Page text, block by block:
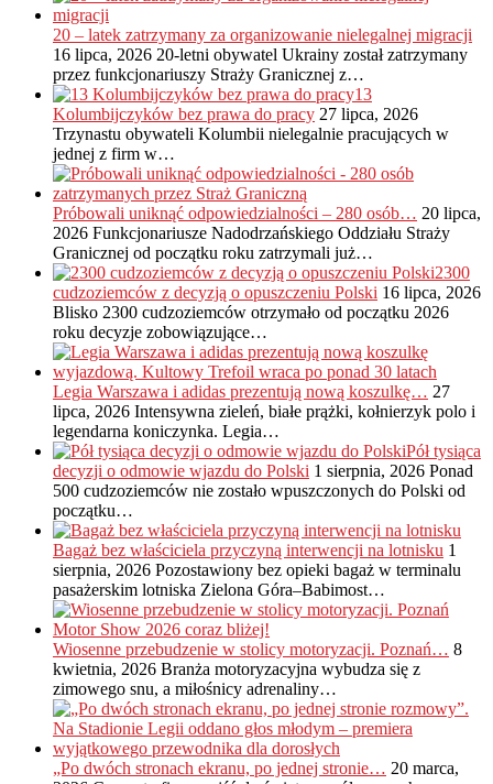
20 – latek zatrzymany za organizowanie nielegalnej migracji
16 lipca, 2026 20-letni obywatel Ukrainy został zatrzymany
przez funkcjonariuszy Straży Granicznej z…
13
Kolumbijczyków bez prawa do pracy 27 lipca, 2026
Trzynastu obywateli Kolumbii nielegalnie pracujących w
jednej z firm w…
Próbowali uniknąć odpowiedzialności – 280 osób… 20 lipca,
2026 Funkcjonariusze Nadodrzańskiego Oddziału Straży
Granicznej od początku roku zatrzymali już…
2300
cudzoziemców z decyzją o opuszczeniu Polski 16 lipca, 2026
Blisko 2300 cudzoziemców otrzymało od początku 2026
roku decyzje zobowiązujące…
Legia Warszawa i adidas prezentują nową koszulkę… 27
lipca, 2026 Intensywna zieleń, białe prążki, kołnierzyk polo i
legendarna koniczynka. Legia…
Pół tysiąca
decyzji o odmowie wjazdu do Polski 1 sierpnia, 2026 Ponad
500 cudzoziemców nie zostało wpuszczonych do Polski od
początku…
Bagaż bez właściciela przyczyną interwencji na lotnisku 1
sierpnia, 2026 Pozostawiony bez opieki bagaż w terminalu
pasażerskim lotniska Zielona Góra–Babimost…
Wiosenne przebudzenie w stolicy motoryzacji. Poznań… 8
kwietnia, 2026 Branża motoryzacyjna wybudza się z
zimowego snu, a miłośnicy adrenaliny…
„Po dwóch stronach ekranu, po jednej stronie… 20 marca,